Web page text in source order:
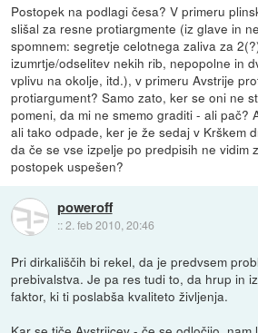
Postopek na podlagi česa? V primeru
slišal za resne protiargmente (iz glave in
spomnem: segretje celotnega zaliva za
izumrtje/odselitev nekih rib, nepopolne in
vplivu na okolje, itd.), v primeru Avstrije
protiargument? Samo zato, ker se oni ne
pomeni, da mi ne smemo graditi - ali pač?
ali tako odpade, ker je že sedaj v Krškem
da če se vse izpelje po predpisih ne vidim
postopek uspešen?
poweroff
::2. feb 2010, 20:46
Pri dirkališčih bi rekel, da je predvsem
prebivalstva. Je pa res tudi to, da hrup in
faktor, ki ti poslabša kvaliteto življenja.